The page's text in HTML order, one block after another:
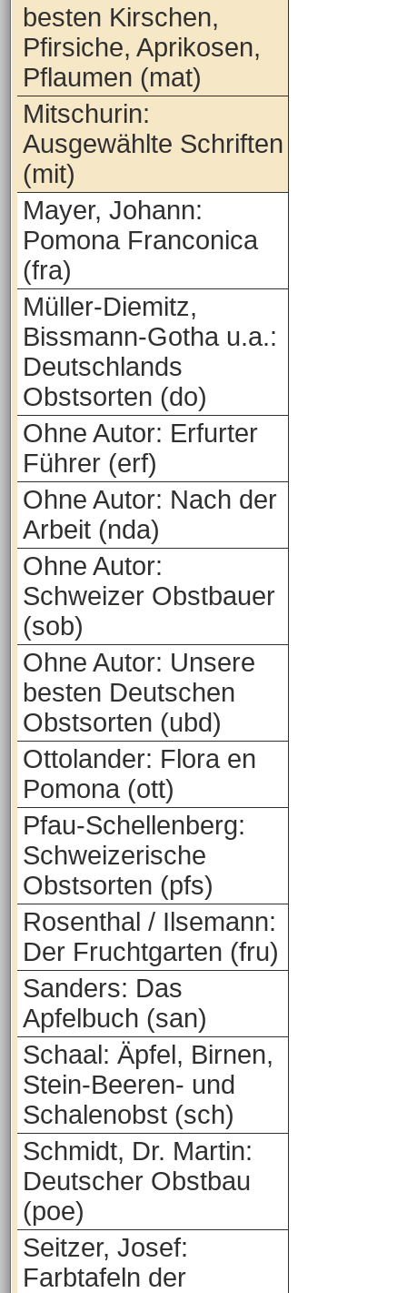
besten Kirschen,
Pfirsiche, Aprikosen,
Pflaumen (mat)
Mitschurin:
Ausgewählte Schriften
(mit)
Mayer, Johann:
Pomona Franconica
(fra)
Müller-Diemitz,
Bissmann-Gotha u.a.:
Deutschlands
Obstsorten (do)
Ohne Autor: Erfurter
Führer (erf)
Ohne Autor: Nach der
Arbeit (nda)
Ohne Autor:
Schweizer Obstbauer
(sob)
Ohne Autor: Unsere
besten Deutschen
Obstsorten (ubd)
Ottolander: Flora en
Pomona (ott)
Pfau-Schellenberg:
Schweizerische
Obstsorten (pfs)
Rosenthal / Ilsemann:
Der Fruchtgarten (fru)
Sanders: Das
Apfelbuch (san)
Schaal: Äpfel, Birnen,
Stein-Beeren- und
Schalenobst (sch)
Schmidt, Dr. Martin:
Deutscher Obstbau
(poe)
Seitzer, Josef:
Farbtafeln der